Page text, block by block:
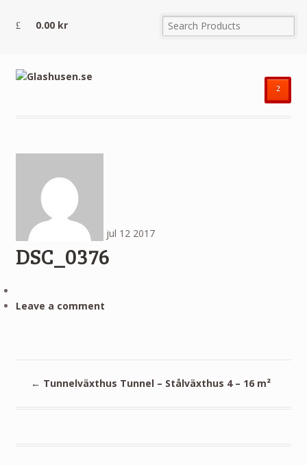
0.00 kr
²
jul 12 2017
DSC_0376
Leave a comment
← Tunnelväxthus Tunnel – Stålväxthus 4 – 16 m²